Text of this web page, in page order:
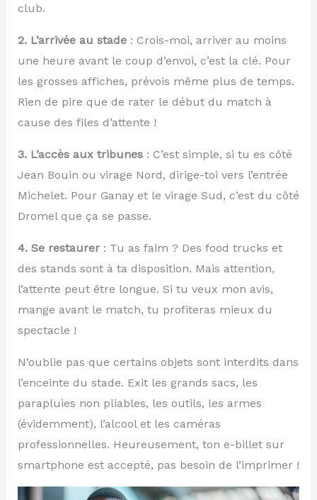
club.
2. L’arrivée au stade: Crois-moi, arriver au moins
une heure avant le coup d’envoi, c’est la clé. Pour
les grosses affiches, prévois même plus de temps.
Rien de pire que de rater le début du match à
cause des files d’attente !
3. L’accès aux tribunes: C’est simple, si tu es côté
Jean Bouin ou virage Nord, dirige-toi vers l’entrée
Michelet. Pour Ganay et le virage Sud, c’est du côté
Dromel que ça se passe.
4. Se restaurer: Tu as faim ? Des food trucks et
des stands sont à ta disposition. Mais attention,
l’attente peut être longue. Si tu veux mon avis,
mange avant le match, tu profiteras mieux du
spectacle !
N’oublie pas que certains objets sont interdits dans
l’enceinte du stade. Exit les grands sacs, les
parapluies non pliables, les outils, les armes
(évidemment), l’alcool et les caméras
professionnelles. Heureusement, ton e-billet sur
smartphone est accepté, pas besoin de l’imprimer !